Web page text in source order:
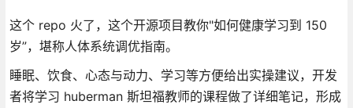
这个 repo 火了，这个开源项目教你"如何健康学习到 150
岁”，堪称人体系统调优指南。
睡眠、饮食、心态与动力、学习等方便给出实操建议，开发
者将学习 huberman 斯坦福教师的课程做了详细笔记，形成